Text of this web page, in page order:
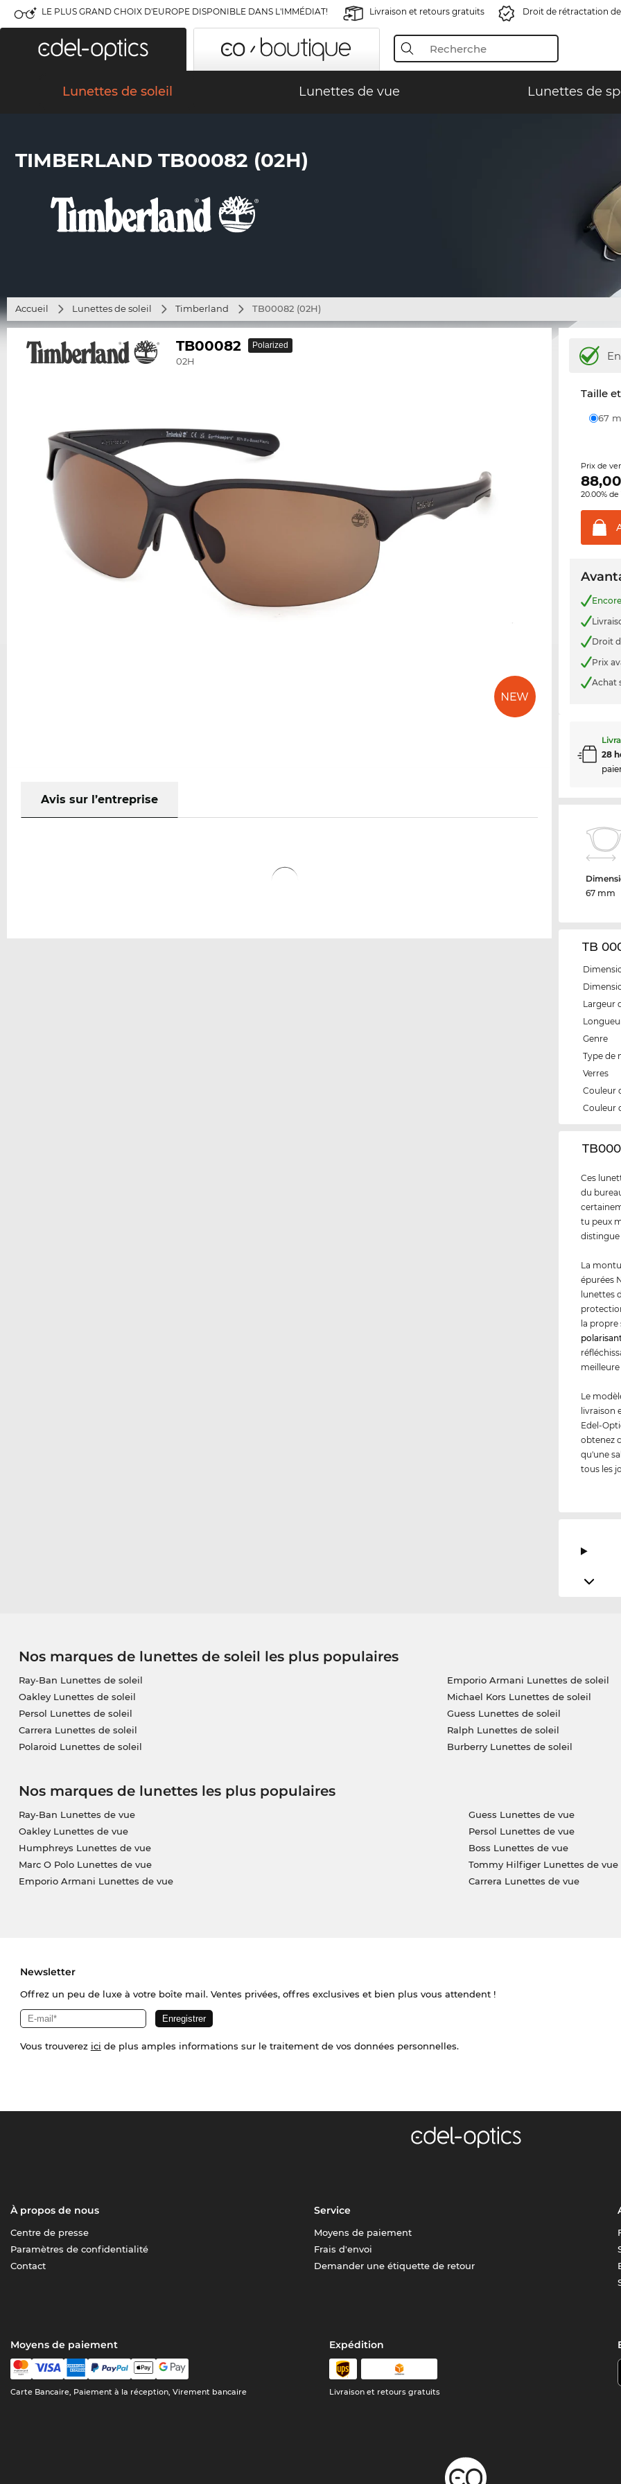
LE PLUS GRAND CHOIX D'EUROPE DISPONIBLE DANS L'IMMÉDIAT! Livraison et retours gratuits Droit de rétractation
Lunettes de soleil Lunettes de vue Lunettes de
TIMBERLAND TB00082 (02H)
Accueil Lunettes de soleil Timberland TB00082 (02H)
TB00082
02H
Polarized
Avis sur l’entreprise
Taille
67
Prix de
88,00
20.00%
Droit
Prix
Achat
28
67 mm
TB
Largeur
Genre
Type de
Verres
Couleur
Couleur
Ces
du
tu peux
distingue
La
épurées
lunettes
la propre
meilleure
Le
livraison
Edel-
obtenez
qu'une
tous les
Nos marques de lunettes de soleil les plus populaires
Ray-Ban Lunettes de soleil
Oakley Lunettes de soleil
Persol Lunettes de soleil
Carrera Lunettes de soleil
Polaroid Lunettes de soleil
Emporio Armani Lunettes de soleil
Michael Kors Lunettes de soleil
Guess Lunettes de soleil
Ralph Lunettes de soleil
Burberry Lunettes de soleil
Nos marques de lunettes les plus populaires
Ray-Ban Lunettes de vue
Oakley Lunettes de vue
Humphreys Lunettes de vue
Marc O Polo Lunettes de vue
Emporio Armani Lunettes de vue
Guess Lunettes de vue
Persol Lunettes de vue
Boss Lunettes de vue
Tommy Hilfiger Lunettes de vue
Carrera Lunettes de vue
Newsletter
Offrez un peu de luxe à votre boîte mail. Ventes privées, offres exclusives et bien plus vous attendent !
Vous trouverez ici de plus amples informations sur le traitement de vos données personnelles.
À propos de nous
Centre de presse
Paramètres de confidentialité
Contact
Service
Moyens de paiement
Frais d'envoi
Demander une étiquette de retour
Moyens de paiement
Carte Bancaire, Paiement à la réception, Virement bancaire
Expédition
Livraison et retours gratuits